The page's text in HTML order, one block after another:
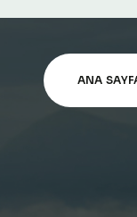
ANA